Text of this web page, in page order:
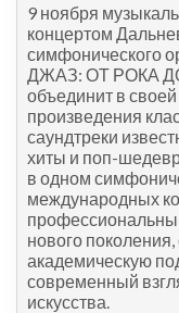
9 ноября
концертом
симфонического
ДЖАЗ: ОТ РОКА
объединит в
произведения
саундтреки
хиты и поп-
в одном
международных
нового
академическую
современный
искусства.